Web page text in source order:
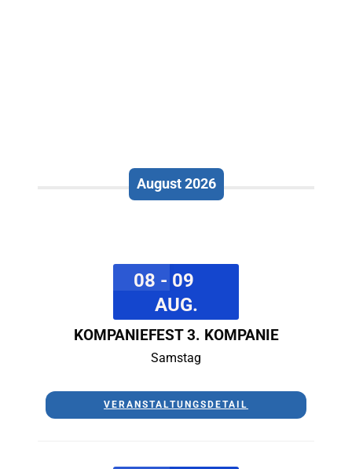
August 2026
08 - 09
AUG.
KOMPANIEFEST 3. KOMPANIE
Samstag
VERANSTALTUNGSDETAIL